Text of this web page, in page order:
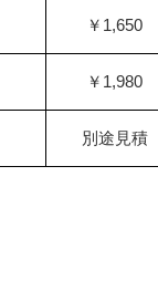
￥1,650
￥1,980
別途見積